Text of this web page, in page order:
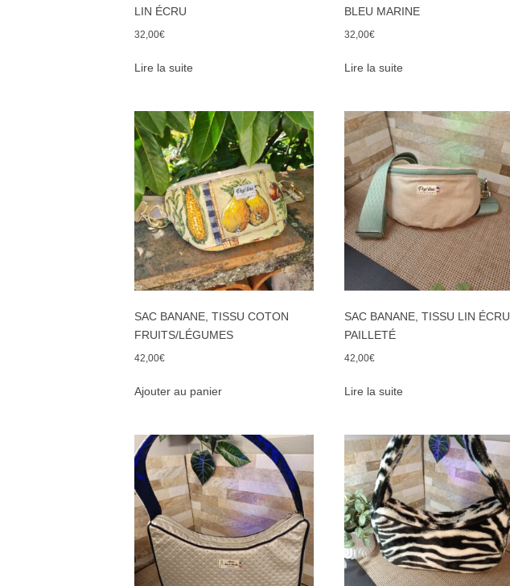
LIN ÉCRU
32,00€
Lire la suite
BLEU MARINE
32,00€
Lire la suite
SAC BANANE, TISSU COTON
FRUITS/LÉGUMES
42,00€
Ajouter au panier
SAC BANANE, TISSU LIN ÉCRU
PAILLETÉ
42,00€
Lire la suite